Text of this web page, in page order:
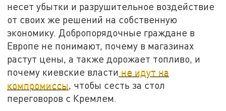
несет убытки и разрушительное воздействие
от своих же решений на собственную
экономику. Добропорядочные граждане в
Европе не понимают, почему в магазинах
растут цены, а также дорожает топливо, и
почему киевские власти не идут на
компромиссы, чтобы сесть за стол
переговоров с Кремлем.